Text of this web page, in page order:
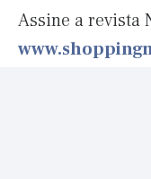
Assine a revista